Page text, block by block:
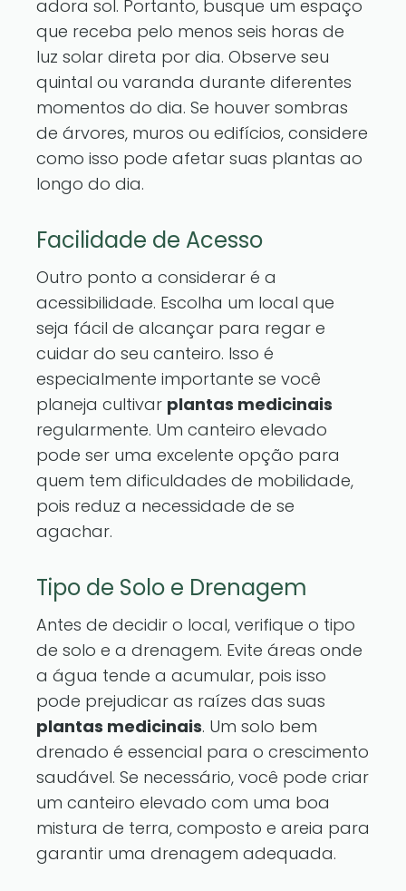
adora sol. Portanto, busque um espaço
que receba pelo menos seis horas de
luz solar direta por dia. Observe seu
quintal ou varanda durante diferentes
momentos do dia. Se houver sombras
de árvores, muros ou edifícios, considere
como isso pode afetar suas plantas ao
longo do dia.
Facilidade de Acesso
Outro ponto a considerar é a
acessibilidade. Escolha um local que
seja fácil de alcançar para regar e
cuidar do seu canteiro. Isso é
especialmente importante se você
planeja cultivar plantas medicinais
regularmente. Um canteiro elevado
pode ser uma excelente opção para
quem tem dificuldades de mobilidade,
pois reduz a necessidade de se
agachar.
Tipo de Solo e Drenagem
Antes de decidir o local, verifique o tipo
de solo e a drenagem. Evite áreas onde
a água tende a acumular, pois isso
pode prejudicar as raízes das suas
plantas medicinais. Um solo bem
drenado é essencial para o crescimento
saudável. Se necessário, você pode criar
um canteiro elevado com uma boa
mistura de terra, composto e areia para
garantir uma drenagem adequada.